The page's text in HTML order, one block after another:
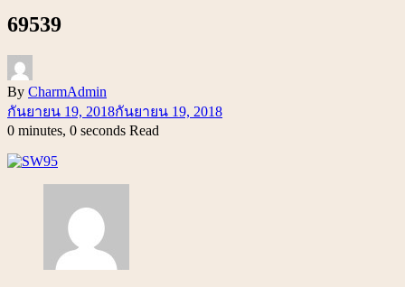
69539
By CharmAdmin
กันยายน 19, 2018กันยายน 19, 2018
0 minutes, 0 seconds Read